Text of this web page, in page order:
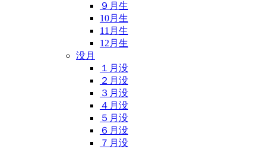
９月生
10月生
11月生
12月生
没月
１月没
２月没
３月没
４月没
５月没
６月没
７月没